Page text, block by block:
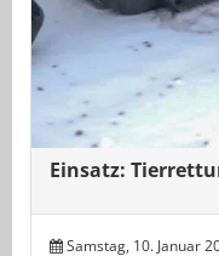
Einsatz:
Samstag, 10. Januar